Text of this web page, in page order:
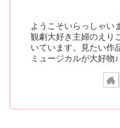
ようこそいらっしゃい
観劇大好き主婦のえり
いています。見たい作
ミュージカルが大好物♪